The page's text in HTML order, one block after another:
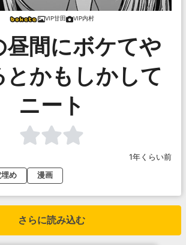
VIP甘田 VIP内村
昼間にボケてや
とかもしかして
ニート
1年くらい前
埋め 漫画
さらに読み込む